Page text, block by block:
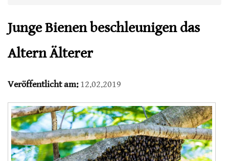
Junge Bienen beschleunigen das
Altern Älterer
Veröffentlicht am:12.02.2019